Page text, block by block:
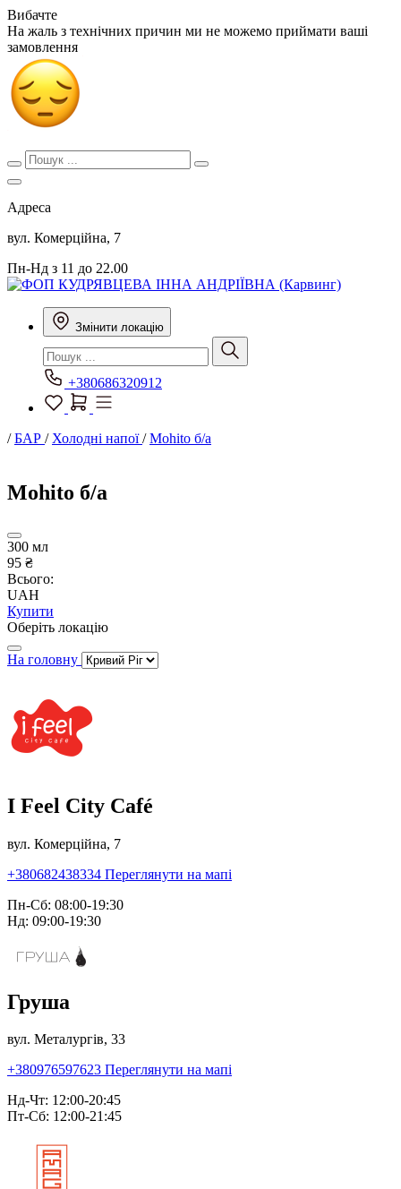
Вибачте
На жаль з технічних причин ми не можемо приймати ваші
замовлення
Адреса
вул. Комерційна, 7
Пн-Нд з 11 до 22.00
Змінити локацію
+380686320912
/БАР / Холодні напої/Mohito б/а
Mohito б/а
300 мл
95 ₴
Всього:
UAH
Купити
Оберіть локацію
На головну
I Feel City Café
вул. Комерційна, 7
+380682438334 Переглянути на мапі
Пн-Сб: 08:00-19:30
Нд: 09:00-19:30
Груша
вул. Металургів, 33
+380976597623 Переглянути на мапі
Нд-Чт: 12:00-20:45
Пт-Сб: 12:00-21:45